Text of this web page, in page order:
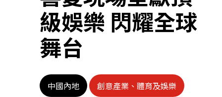
新聞及活動
業務領域
級娛樂 閃耀全球
舞台
中國內地 創意產業、體育及娛樂